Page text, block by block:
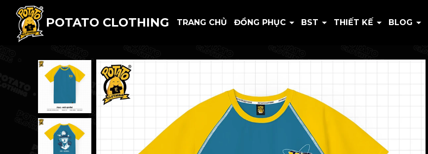
POTATO CLOTHING TRANG CHỦ ĐỒNG PHỤC BST THIẾT KẾ BLOG